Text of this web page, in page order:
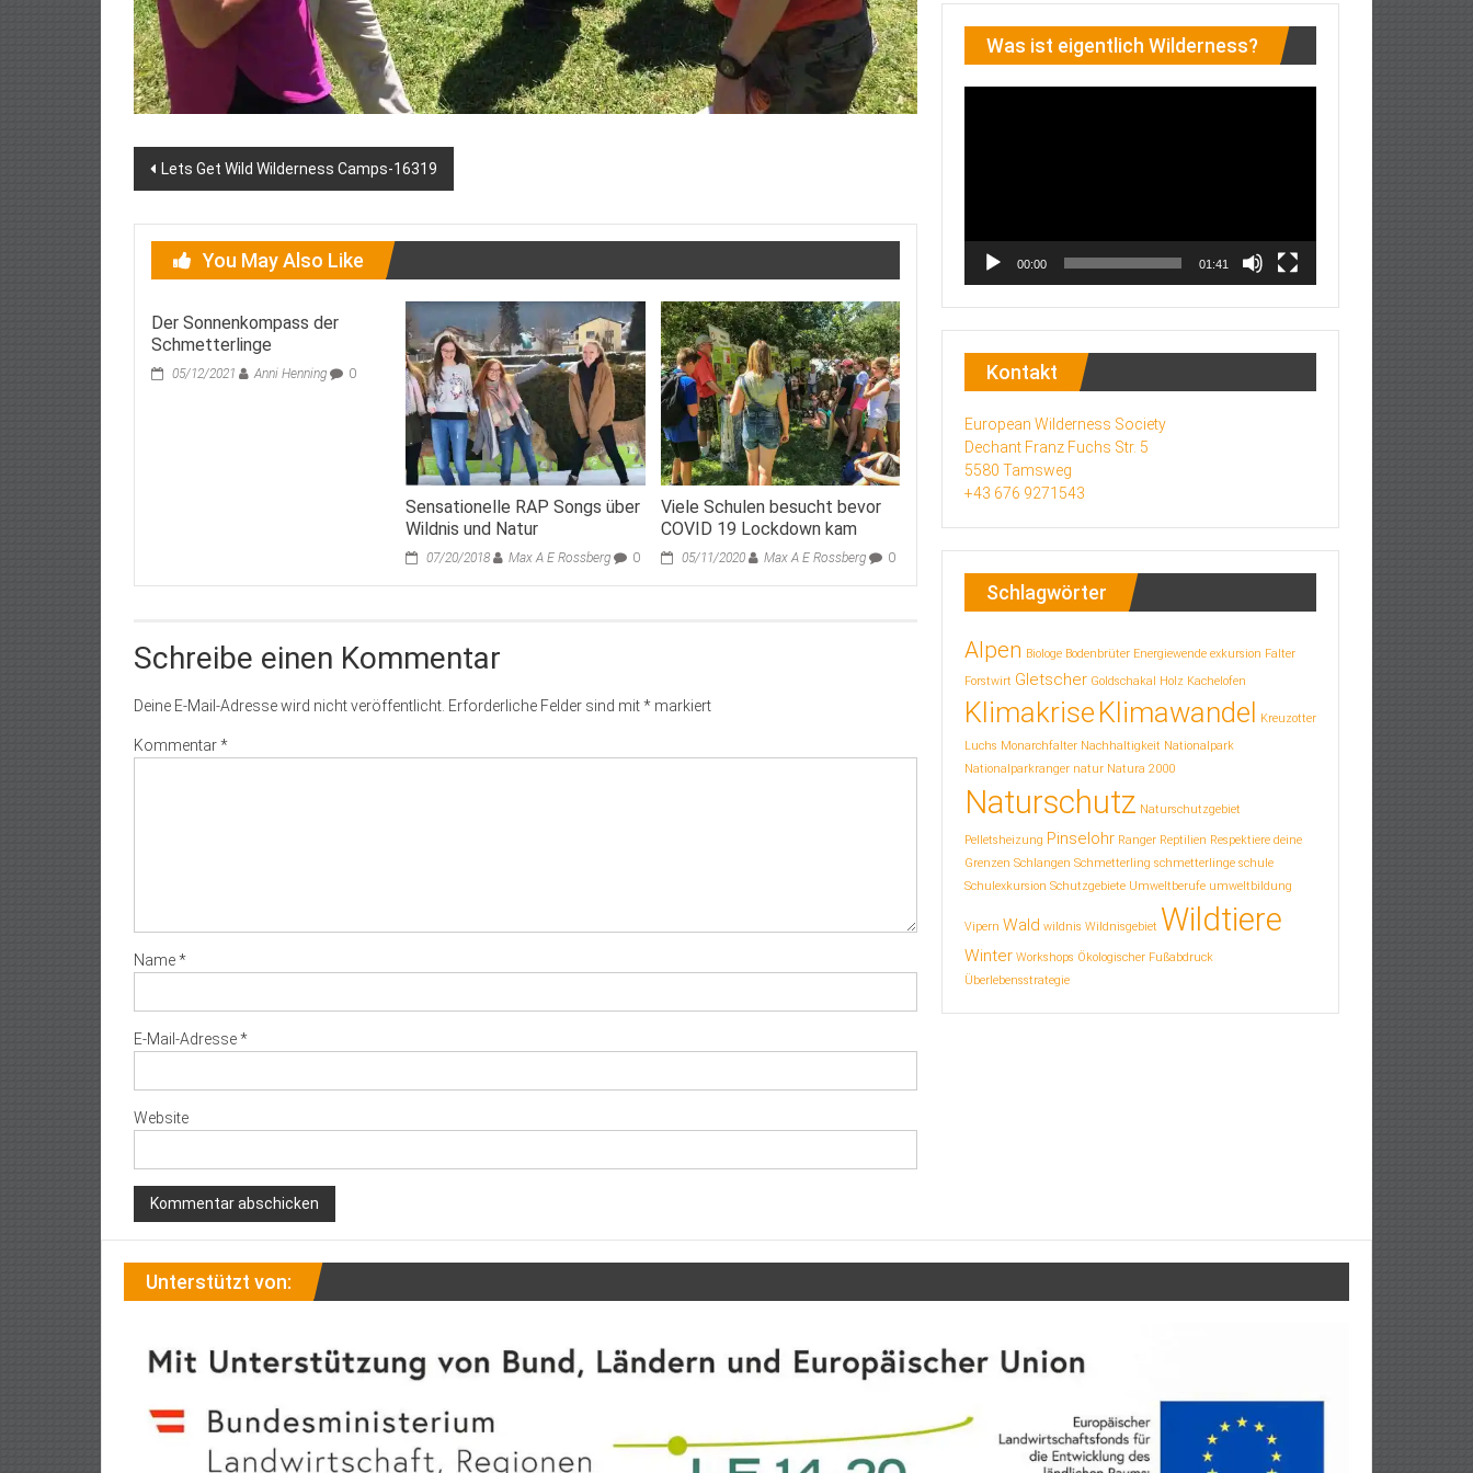
Post
Lets Get Wild Wilderness Camps-16319
You May Also Like
Der Sonnenkompass der
Schmetterlinge
05/12/2021 Anni Henning 0
Sensationelle RAP Songs über
Wildnis und Natur
07/20/2018 Max A E Rossberg 0
Viele Schulen besucht bevor
COVID 19 Lockdown kam
05/11/2020 Max A E Rossberg 0
Schreibe einen Kommentar
Deine E-Mail-Adresse wird nicht veröffentlicht. Erforderliche Felder sind mit* markiert
Kommentar*
Name*
E-Mail-Adresse*
Website
Was ist eigentlich Wilderness?
00:00 01:41
Kontakt
European Wilderness Society
Dechant Franz Fuchs Str. 5
5580 Tamsweg
+43 676 9271543
Schlagwörter
Alpen Biologe Bodenbrüter Energiewende exkursion Falter
Forstwirt Gletscher Goldschakal Holz Kachelofen
Klimakrise Klimawandel Kreuzotter
Luchs Monarchfalter Nachhaltigkeit Nationalpark
Nationalparkranger natur Natura 2000
Naturschutz Naturschutzgebiet
Pelletsheizung Pinselohr Ranger Reptilien Respektiere deine
Grenzen Schlangen Schmetterling schmetterlinge schule
Schulexkursion Schutzgebiete Umweltberufe umweltbildung
Vipern Wald wildnis Wildnisgebiet Wildtiere
Winter Workshops Ökologischer Fußabdruck
Überlebensstrategie
Unterstützt von: